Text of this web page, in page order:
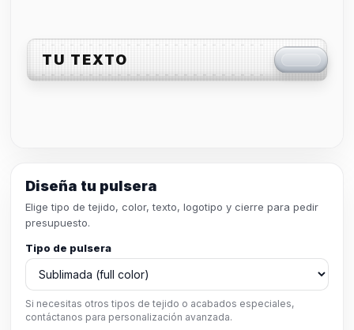
TU TEXTO
Diseña tu pulsera
Elige tipo de tejido, color, texto, logotipo y cierre para pedir
presupuesto.
Tipo de pulsera
Si necesitas otros tipos de tejido o acabados especiales,
contáctanos para personalización avanzada.